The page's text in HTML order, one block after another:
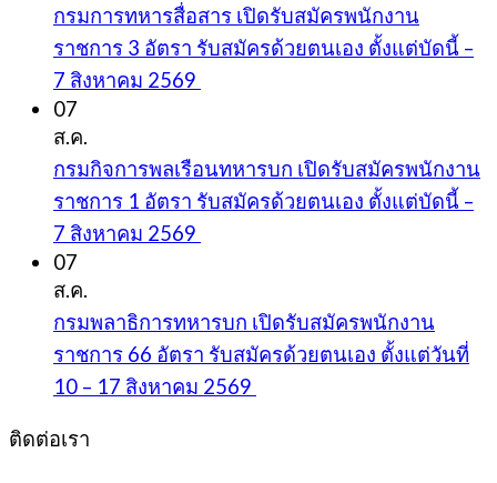
กรมการทหารสื่อสาร เปิดรับสมัครพนักงาน
ราชการ 3 อัตรา รับสมัครด้วยตนเอง ตั้งแต่บัดนี้ –
7 สิงหาคม 2569
07
ส.ค.
กรมกิจการพลเรือนทหารบก เปิดรับสมัครพนักงาน
ราชการ 1 อัตรา รับสมัครด้วยตนเอง ตั้งแต่บัดนี้ –
7 สิงหาคม 2569
07
ส.ค.
กรมพลาธิการทหารบก เปิดรับสมัครพนักงาน
ราชการ 66 อัตรา รับสมัครด้วยตนเอง ตั้งแต่วันที่
10 – 17 สิงหาคม 2569
ติดต่อเรา